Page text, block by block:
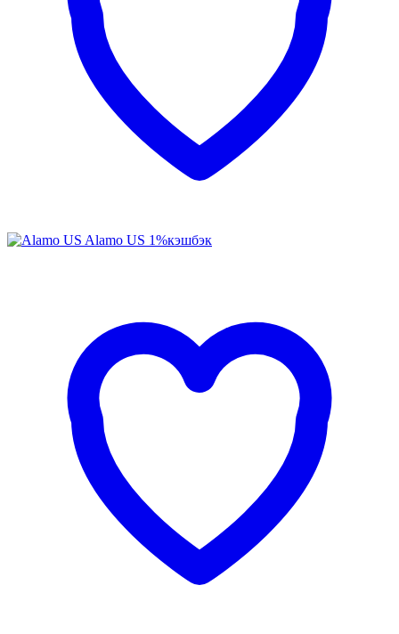
Alamo US 1%кэшбэк